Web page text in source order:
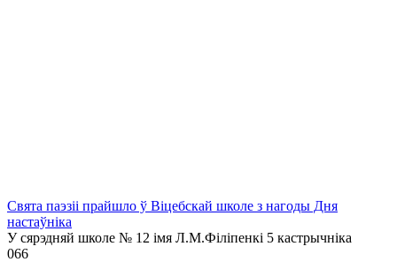
Свята паэзіі прайшло ў Віцебскай школе з нагоды Дня
настаўніка
У сярэдняй школе № 12 імя Л.М.Філіпенкі 5 кастрычніка
066